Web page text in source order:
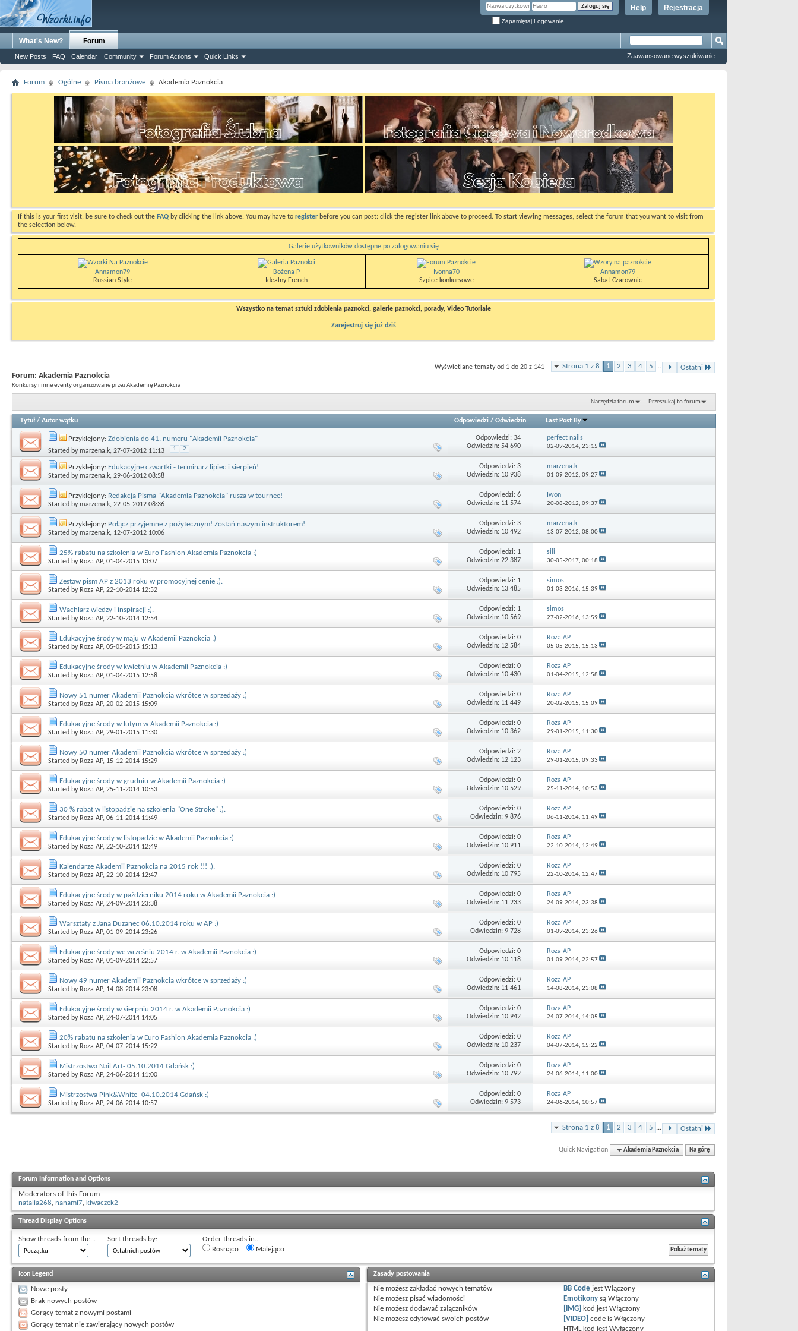
Rejestracja
Help
Zapamiętaj Logowanie
What's New? Forum
New Posts FAQ Calendar Community Forum Actions Quick Links Zaawansowane wyszukiwanie
Forum Ogólne Pisma branżowe Akademia Paznokcia
If this is your first visit, be sure to check out the FAQ by clicking the link above. You may have to register before you can post: click the register link above to proceed. To start viewing messages, select the forum that you want to visit from
the selection below.
Galerie użytkowników dostępne po zalogowaniu się
Annamon79
Russian Style
Bożena P
Idealny French
Ivonna70
Szpice konkursowe
Annamon79
Sabat Czarownic
Wszystko na temat sztuki zdobienia paznokci, galerie paznokci, porady, Video Tutoriale
Zarejestruj się już dziś
Strona 1 z 8 1 2 3 4 5 ... Ostatni
Wyświetlane tematy od 1 do 20 z 141
Forum: Akademia Paznokcia
Konkursy i inne eventy organizowane przez Akademię Paznokcia
Narzędzia forum Przeszukaj to forum
Tytuł / Autor wątku Odpowiedzi/ Odwiedzin Last Post By
Przyklejony: Zdobienia do 41. numeru "Akademii Paznokcia"
Started bymarzena.k, 27-07-2012 11:13 1 2
Odpowiedzi: 34
Odwiedzin: 54 690
perfect nails
02-09-2014, 23:15
Przyklejony: Edukacyjne czwartki - terminarz lipiec i sierpień!
Started bymarzena.k, 29-06-2012 08:58
Odpowiedzi: 3
Odwiedzin: 10 938
marzena.k
01-09-2012, 09:27
Przyklejony: Redakcja Pisma "Akademia Paznokcia" rusza w tournee!
Started bymarzena.k, 22-05-2012 08:36
Odpowiedzi: 6
Odwiedzin: 11 574
Iwon
20-08-2012, 09:37
Przyklejony: Połącz przyjemne z pożytecznym! Zostań naszym instruktorem!
Started bymarzena.k, 12-07-2012 10:06
Odpowiedzi: 3
Odwiedzin: 10 492
marzena.k
13-07-2012, 08:00
25% rabatu na szkolenia w Euro Fashion Akademia Paznokcia :)
Started by Roza AP, 01-04-2015 13:07
Odpowiedzi: 1
Odwiedzin: 22 387
sili
30-05-2017, 00:18
Zestaw pism AP z 2013 roku w promocyjnej cenie :).
Started by Roza AP, 22-10-2014 12:52
Odpowiedzi: 1
Odwiedzin: 13 485
simos
01-03-2016, 15:39
Wachlarz wiedzy i inspiracji :).
Started by Roza AP, 22-10-2014 12:54
Odpowiedzi: 1
Odwiedzin: 10 569
simos
27-02-2016, 13:59
Edukacyjne środy w maju w Akademii Paznokcia :)
Started by Roza AP, 05-05-2015 15:13
Odpowiedzi: 0
Odwiedzin: 12 584
Roza AP
05-05-2015, 15:13
Edukacyjne środy w kwietniu w Akademii Paznokcia :)
Started by Roza AP, 01-04-2015 12:58
Odpowiedzi: 0
Odwiedzin: 10 430
Roza AP
01-04-2015, 12:58
Nowy 51 numer Akademii Paznokcia wkrótce w sprzedaży :)
Started by Roza AP, 20-02-2015 15:09
Odpowiedzi: 0
Odwiedzin: 11 449
Roza AP
20-02-2015, 15:09
Edukacyjne środy w lutym w Akademii Paznokcia :)
Started by Roza AP, 29-01-2015 11:30
Odpowiedzi: 0
Odwiedzin: 10 362
Roza AP
29-01-2015, 11:30
Nowy 50 numer Akademii Paznokcia wkrótce w sprzedaży :)
Started by Roza AP, 15-12-2014 15:29
Odpowiedzi: 2
Odwiedzin: 12 123
Roza AP
29-01-2015, 09:33
Edukacyjne środy w grudniu w Akademii Paznokcia :)
Started by Roza AP, 25-11-2014 10:53
Odpowiedzi: 0
Odwiedzin: 10 529
Roza AP
25-11-2014, 10:53
30 % rabat w listopadzie na szkolenia "One Stroke" :).
Started by Roza AP, 06-11-2014 11:49
Odpowiedzi: 0
Odwiedzin: 9 876
Roza AP
06-11-2014, 11:49
Edukacyjne środy w listopadzie w Akademii Paznokcia :)
Started by Roza AP, 22-10-2014 12:49
Odpowiedzi: 0
Odwiedzin: 10 911
Roza AP
22-10-2014, 12:49
Kalendarze Akademii Paznokcia na 2015 rok !!! :).
Started by Roza AP, 22-10-2014 12:47
Odpowiedzi: 0
Odwiedzin: 10 795
Roza AP
22-10-2014, 12:47
Edukacyjne środy w październiku 2014 roku w Akademii Paznokcia :)
Started by Roza AP, 24-09-2014 23:38
Odpowiedzi: 0
Odwiedzin: 11 233
Roza AP
24-09-2014, 23:38
Warsztaty z Jana Duzanec 06.10.2014 roku w AP :)
Started by Roza AP, 01-09-2014 23:26
Odpowiedzi: 0
Odwiedzin: 9 728
Roza AP
01-09-2014, 23:26
Edukacyjne środy we wrześniu 2014 r. w Akademii Paznokcia :)
Started by Roza AP, 01-09-2014 22:57
Odpowiedzi: 0
Odwiedzin: 10 118
Roza AP
01-09-2014, 22:57
Nowy 49 numer Akademii Paznokcia wkrótce w sprzedaży :)
Started by Roza AP, 14-08-2014 23:08
Odpowiedzi: 0
Odwiedzin: 11 461
Roza AP
14-08-2014, 23:08
Edukacyjne środy w sierpniu 2014 r. w Akademii Paznokcia :)
Started by Roza AP, 24-07-2014 14:05
Odpowiedzi: 0
Odwiedzin: 10 942
Roza AP
24-07-2014, 14:05
20% rabatu na szkolenia w Euro Fashion Akademia Paznokcia :)
Started by Roza AP, 04-07-2014 15:22
Odpowiedzi: 0
Odwiedzin: 10 237
Roza AP
04-07-2014, 15:22
Mistrzostwa Nail Art- 05.10.2014 Gdańsk :)
Started by Roza AP, 24-06-2014 11:00
Odpowiedzi: 0
Odwiedzin: 10 792
Roza AP
24-06-2014, 11:00
Mistrzostwa Pink&White- 04.10.2014 Gdańsk :)
Started by Roza AP, 24-06-2014 10:57
Odpowiedzi: 0
Odwiedzin: 9 573
Roza AP
24-06-2014, 10:57
Strona 1 z 8 1 2 3 4 5 ... Ostatni
Quick Navigation Akademia Paznokcia Na górę
Forum Information and Options
Moderators of this Forum
natalia268, nanami7, kiwaczek2
Thread Display Options
Show threads from the... Sort threads by:
Order threads in...
Rosnąco
Malejąco
Icon Legend
Nowe posty
Brak nowych postów
Gorący temat z nowymi postami
Gorący temat nie zawierający nowych postów
Zasady postowania
Nie możeszzakładać nowych tematów
Nie możeszpisać wiadomości
Nie możeszdodawać załączników
Nie możeszedytować swoich postów
BB Code jestWłączony
Emotikony sąWłączony
[IMG] kod jestWłączony
[VIDEO] code isWłączony
HTML kod jestWyłączony